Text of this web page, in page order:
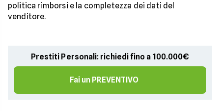
politica rimborsi e la completezza dei dati del
venditore.
Prestiti Personali: richiedi fino a 100.000€
Fai un PREVENTIVO